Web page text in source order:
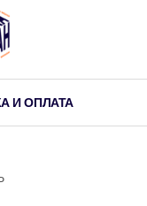
И ОПЛАТА